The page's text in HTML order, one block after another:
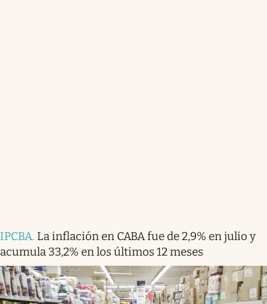
IPCBA. La inflación en CABA fue de 2,9% en julio y
acumula 33,2% en los últimos 12 meses